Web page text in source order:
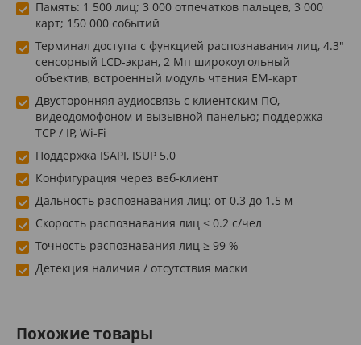
Память: 1 500 лиц; 3 000 отпечатков пальцев, 3 000
карт; 150 000 событий
Терминал доступа с функцией распознавания лиц, 4.3″
сенсорный LCD-экран, 2 Мп широкоугольный
объектив, встроенный модуль чтения EM-карт
Двусторонняя аудиосвязь с клиентским ПО,
видеодомофоном и вызывной панелью; поддержка
TCP / IP, Wi-Fi
Поддержка ISAPI, ISUP 5.0
Конфигурация через веб-клиент
Дальность распознавания лиц: от 0.3 до 1.5 м
Скорость распознавания лиц < 0.2 c/чел
Точность распознавания лиц ≥ 99 %
Детекция наличия / отсутствия маски
Похожие товары